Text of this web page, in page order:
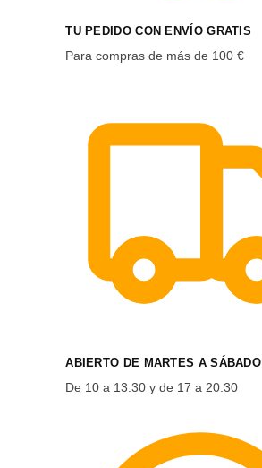
TU PEDIDO CON ENVÍO GRATIS
Para compras de más de 100 €
ABIERTO DE MARTES A SÁBADO
De 10 a 13:30 y de 17 a 20:30